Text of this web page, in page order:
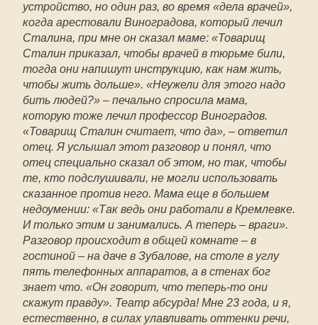
устройство, но один раз, во время «дела врачей»,
когда арестовали Виноградова, который лечил
Сталина, при мне он сказал маме: «Товарищ
Сталин приказал, чтобы врачей в тюрьме били,
тогда они напишут инструкцию, как нам жить,
чтобы жить дольше». «Неужели для этого надо
бить людей?» – печально спросила мама,
которую тоже лечил профессор Виноградов.
«Товарищ Сталин считает, что да», – ответил
отец. Я услышал этот разговор и понял, что
отец специально сказал об этом, но так, чтобы
те, кто подслушивали, не могли использовать
сказанное против него. Мама еще в большем
недоумении: «Так ведь они работали в Кремлевке.
И только этим и занимались. А теперь – враги».
Разговор происходит в общей комнате – в
гостиной – на даче в Зубалове, на столе в углу
пять телефонных аппаратов, а в стенах бог
знает что. «Он говорит, что теперь-то они
скажут правду». Театр абсурда! Мне 23 года, и я,
естественно, в силах улавливать оттенки речи,